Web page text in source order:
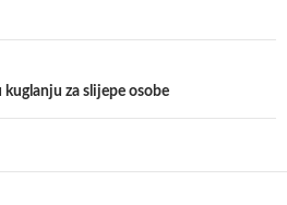
za slijepe osobe